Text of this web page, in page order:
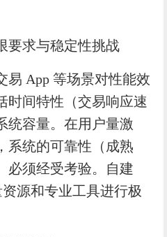
要求与稳定性挑战
易 App 等场景对性能效
时间特性（交易响应速
统容量。在用户量激
系统的可靠性（成熟
必须经受考验。自建
源和专业工具进行极